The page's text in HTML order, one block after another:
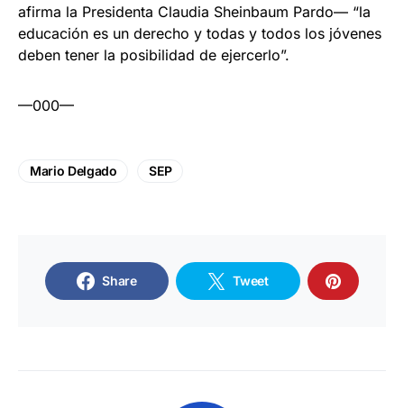
afirma la Presidenta Claudia Sheinbaum Pardo— “la
educación es un derecho y todas y todos los jóvenes
deben tener la posibilidad de ejercerlo”.
—000—
Mario Delgado SEP
Share Tweet